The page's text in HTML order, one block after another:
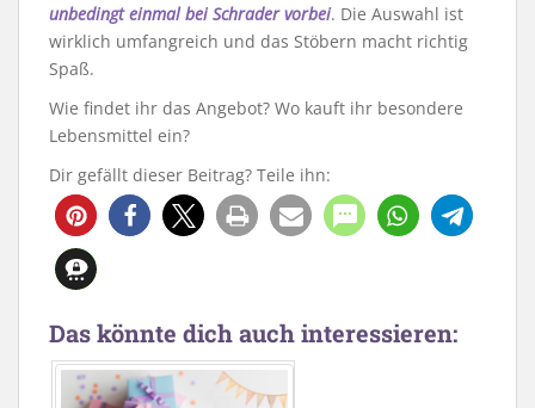
unbedingt einmal bei Schrader vorbei. Die Auswahl ist
wirklich umfangreich und das Stöbern macht richtig
Spaß.
Wie findet ihr das Angebot? Wo kauft ihr besondere
Lebensmittel ein?
Dir gefällt dieser Beitrag? Teile ihn:
Das könnte dich auch interessieren: